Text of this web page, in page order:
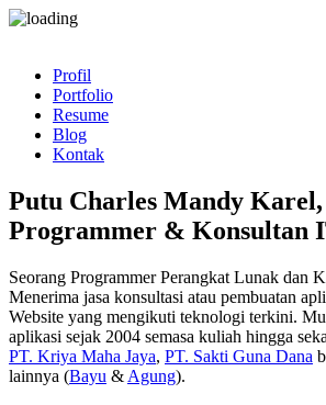
Profil
Portfolio
Resume
Blog
Kontak
Putu Charles Mandy
Programmer & Konsultan
Seorang Programmer Perangkat Lunak dan
Menerima jasa konsultasi atau pembuatan
Website yang mengikuti teknologi terkini.
aplikasi sejak 2004 semasa kuliah hingga
PT. Kriya Maha Jaya, PT. Sakti Guna Dana
lainnya (Bayu & Agung).